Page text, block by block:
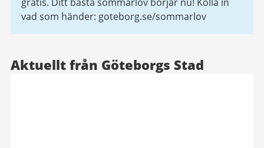
vad som händer: goteborg.se/sommarlov
Aktuellt från Göteborgs Stad